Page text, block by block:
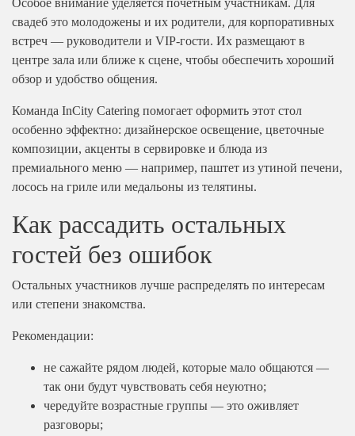
Особое внимание уделяется почетным участникам. Для
свадеб это молодожены и их родители, для корпоративных
встреч — руководители и VIP-гости. Их размещают в
центре зала или ближе к сцене, чтобы обеспечить хороший
обзор и удобство общения.
Команда InCity Catering помогает оформить этот стол
особенно эффектно: дизайнерское освещение, цветочные
композиции, акценты в сервировке и блюда из
премиального меню — например, паштет из утиной печени,
лосось на гриле или медальоны из телятины.
Как рассадить остальных
гостей без ошибок
Остальных участников лучше распределять по интересам
или степени знакомства.
Рекомендации:
не сажайте рядом людей, которые мало общаются —
так они будут чувствовать себя неуютно;
чередуйте возрастные группы — это оживляет
разговоры;